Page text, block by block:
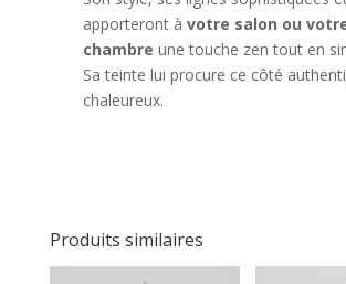
apporteront à votre salon ou
chambre une touche zen tout en
Sa teinte lui procure ce côté
chaleureux.
Produits similaires